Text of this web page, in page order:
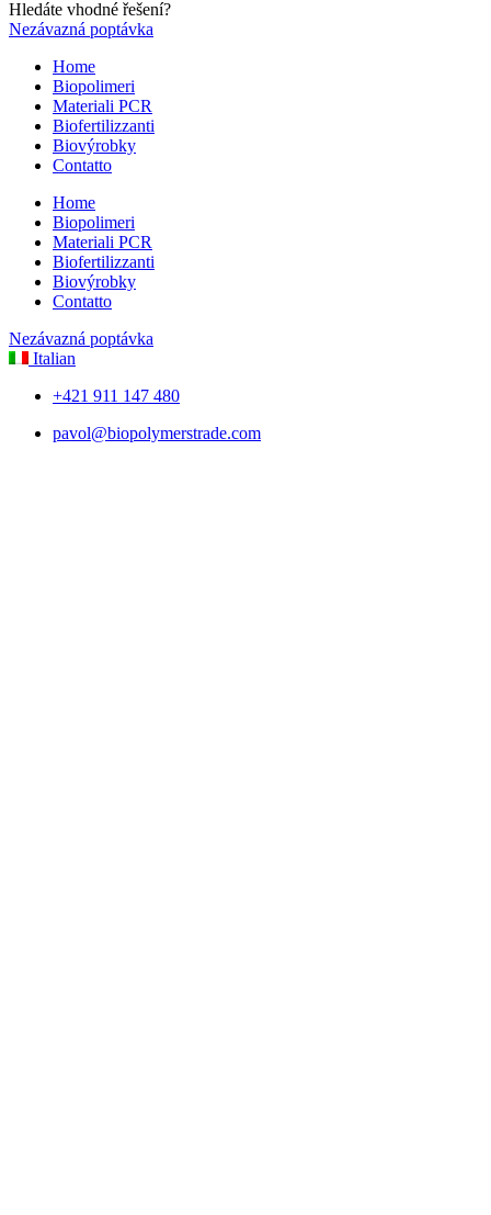
Hledáte vhodné řešení?
Nezávazná poptávka
Home
Biopolimeri
Materiali PCR
Biofertilizzanti
Biovýrobky
Contatto
Home
Biopolimeri
Materiali PCR
Biofertilizzanti
Biovýrobky
Contatto
Nezávazná poptávka
Italian
+421 911 147 480
pavol@biopolymerstrade.com